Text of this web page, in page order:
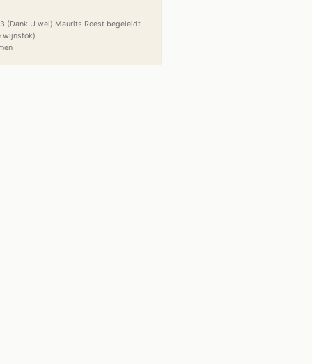
(Dank U wel) Maurits Roest begeleidt
wijnstok)